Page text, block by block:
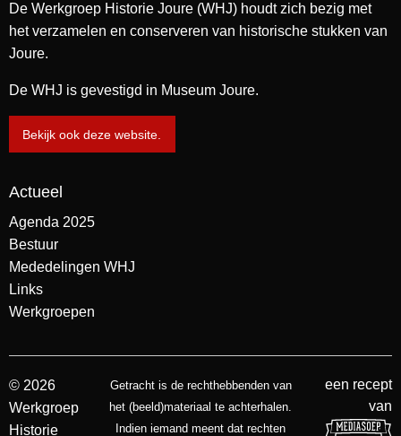
De Werkgroep Historie Joure (WHJ) houdt zich bezig met
het verzamelen en conserveren van historische stukken van
Joure.
De WHJ is gevestigd in Museum Joure.
Bekijk ook deze website.
Actueel
Agenda 2025
Bestuur
Mededelingen WHJ
Links
Werkgroepen
© 2026
Werkgroep
Historie
Getracht is de rechthebbenden van
het (beeld)materiaal te achterhalen.
Indien iemand meent dat rechten
een recept
van